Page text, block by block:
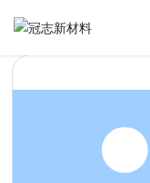
产品与解决方案